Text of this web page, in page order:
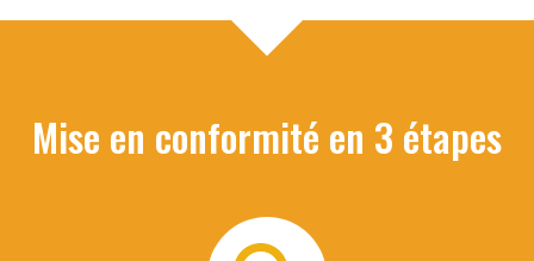
Mise en conformité en 3 étapes